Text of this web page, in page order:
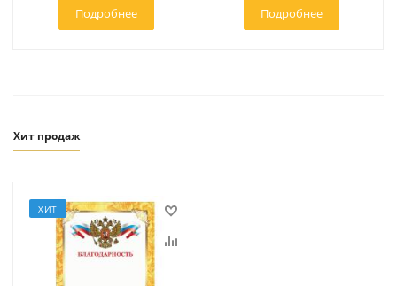
Подробнее Подробнее
Хит продаж
ХИТ